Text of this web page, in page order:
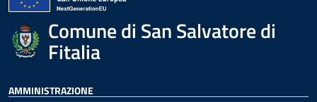
Comune di San Salvatore di
Fitalia
AMMINISTRAZIONE